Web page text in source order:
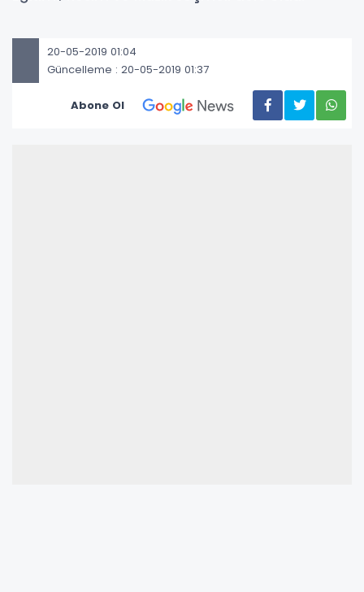
20-05-2019 01:04
Güncelleme : 20-05-2019 01:37
Abone Ol